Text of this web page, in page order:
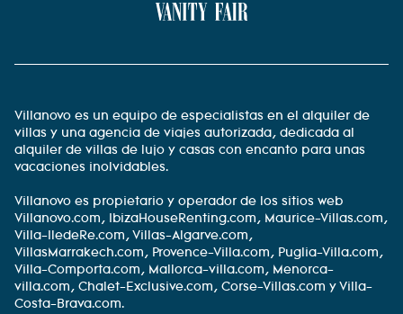
Vanity Fair
Villanovo es un equipo de especialistas en el alquiler de
villas y una agencia de viajes autorizada, dedicada al
alquiler de villas de lujo y casas con encanto para unas
vacaciones inolvidables.
Villanovo es propietario y operador de los sitios web
Villanovo.com, IbizaHouseRenting.com, Maurice-Villas.com,
Villa-IledeRe.com, Villas-Algarve.com,
VillasMarrakech.com, Provence-Villa.com, Puglia-Villa.com,
Villa-Comporta.com, Mallorca-villa.com, Menorca-
villa.com, Chalet-Exclusive.com, Corse-Villas.com y Villa-
Costa-Brava.com.